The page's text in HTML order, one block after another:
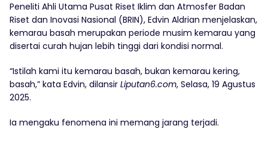
Peneliti Ahli Utama Pusat Riset Iklim dan Atmosfer Badan
Riset dan Inovasi Nasional (BRIN), Edvin Aldrian menjelaskan,
kemarau basah merupakan periode musim kemarau yang
disertai curah hujan lebih tinggi dari kondisi normal.
“Istilah kami itu kemarau basah, bukan kemarau kering,
basah,” kata Edvin, dilansir Liputan6.com, Selasa, 19 Agustus
2025.
Ia mengaku fenomena ini memang jarang terjadi.